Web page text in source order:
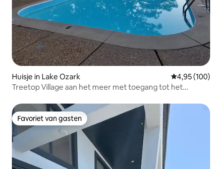
Huisje in Lake Ozark Gemiddelde
4,95 (100)
Treetop Village aan het meer met toegang tot het
Favoriet van gasten
Favoriet van gasten